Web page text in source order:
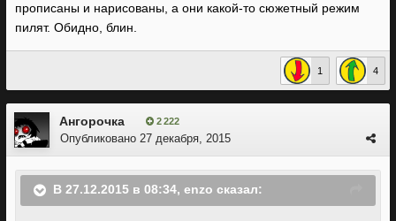
прописаны и нарисованы, а они какой-то сюжетный режим
пилят. Обидно, блин.
1 4
Ангорочка 2 222
Опубликовано 27 декабря, 2015
В 27.12.2015 в 08:34, enzo сказал: